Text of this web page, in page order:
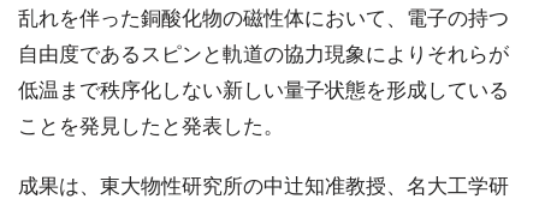
乱れを伴った銅酸化物の磁性体において、電子の持つ
自由度であるスピンと軌道の協力現象によりそれらが
低温まで秩序化しない新しい量子状態を形成している
ことを発見したと発表した。
成果は、東大物性研究所の中辻知准教授、名大工学研